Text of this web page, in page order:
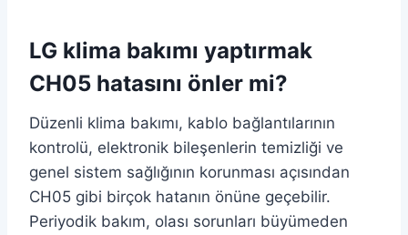
LG klima bakımı yaptırmak
CH05 hatasını önler mi?
Düzenli klima bakımı, kablo bağlantılarının
kontrolü, elektronik bileşenlerin temizliği ve
genel sistem sağlığının korunması açısından
CH05 gibi birçok hatanın önüne geçebilir.
Periyodik bakım, olası sorunları büyümeden